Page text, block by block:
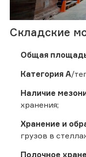
Складские
Общая
Категория А/
Наличие
хранения;
Хранение и
грузов в
Полочное